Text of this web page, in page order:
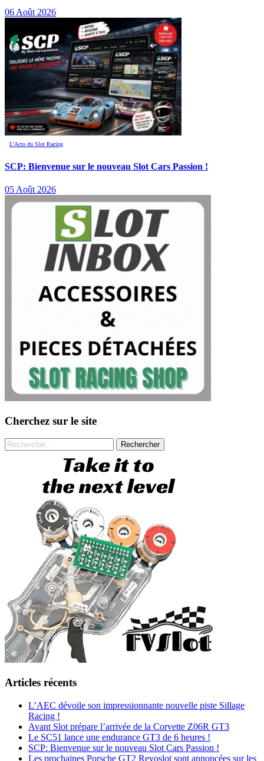
06 Août 2026
L’Actu du Slot Racing
SCP: Bienvenue sur le nouveau Slot Cars Passion !
05 Août 2026
Cherchez sur le site
Rechercher :
Articles récents
L’AEC dévoile son impressionnante nouvelle piste Sillage
Racing !
Avant Slot prépare l’arrivée de la Corvette Z06R GT3
Le SC51 lance une endurance GT3 de 6 heures !
SCP: Bienvenue sur le nouveau Slot Cars Passion !
Les prochaines Porsche GT2 Revoslot sont annoncées sur les